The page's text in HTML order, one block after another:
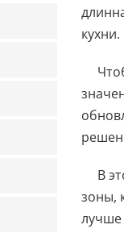
кухни.
В
зоны,
лучше